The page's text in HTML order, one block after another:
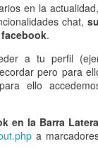
en la
chat,
.
a tu perfil
pero para
ello
en la Barra
a